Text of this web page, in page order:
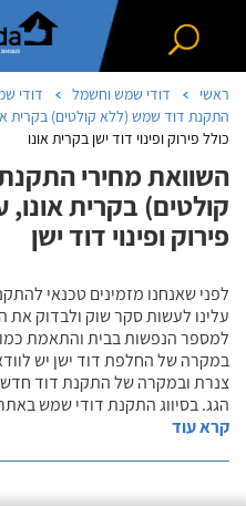
ראשי דודי שמש וחשמל
דודי
התקנת דוד שמש (ללא קולטים) בקרית
כולל פירוק ופינוי דוד ישן בקרית אונו
השוואת מחירי
קולטים) בקרית אונו,
פירוק ופינוי דוד ישן
לפני שאנחנו מזמינים טכנאי
עלינו לעשות סקר שוק ולבדוק
למספר הנפשות בבית והתאמת
במקרה של החלפת דוד ישן יש
צנרת ובמקרה של התקנת דוד
הגג. בסיווג התקנת דודי שמש
קרא עוד